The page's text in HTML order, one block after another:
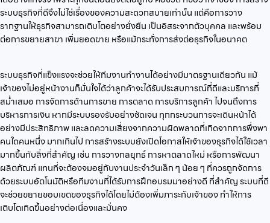
ระบบธุรกิจที่ดีจึงไม่ใช่เรื่องของความสะดวกสบายเท่านั้น แต่คือการวาง
รากฐานให้ธุรกิจสามารถเติบโตอย่างยั่งยืน เป็นอิสระจากตัวบุคคล และพร้อม
ต่อการขยายสาขา เพิ่มยอดขาย หรือแม้กระทั่งการส่งต่อธุรกิจในอนาคต
ระบบธุรกิจที่แข็งแรงจะช่วยให้ทีมงานทำงานได้อย่างมีมาตรฐานเดียวกัน แม้
เจ้าของไม่อยู่หน้างานก็มั่นใจได้ว่าลูกค้าจะได้รับประสบการณ์ที่ดีและบริการที่
สม่ำเสมอ การจัดการด้านการขาย การตลาด การบริการลูกค้า ไปจนถึงการ
บริหารการเงิน หากมีระบบรองรับอย่างชัดเจน ทุกกระบวนการจะเดินหน้าได้
อย่างมีประสิทธิภาพ และลดความเสี่ยงจากความผิดพลาดที่เกิดจากการพึ่งพา
คนใดคนหนึ่ง มากเกินไป การสร้างระบบยังเปิดโอกาสให้เจ้าของธุรกิจได้ใช้เวลา
มากขึ้นกับสิ่งที่สำคัญ เช่น การวางกลยุทธ์ การหาตลาดใหม่ หรือการพัฒนา
ผลิตภัณฑ์ แทนที่จะต้องจมอยู่กับงานประจำวันเล็ก ๆ น้อย ๆ ที่ควรถูกจัดการ
ด้วยระบบอัตโนมัติหรือทีมงานที่ได้รับการฝึกอบรมมาอย่างดี ที่สำคัญ ระบบที่ดี
จะช่วยขยายขอบเขตของธุรกิจได้โดยไม่ต้องเพิ่มภาระกับเจ้าของ ทำให้การ
เติบโตเกิดขึ้นอย่างต่อเนื่องและมั่นคง